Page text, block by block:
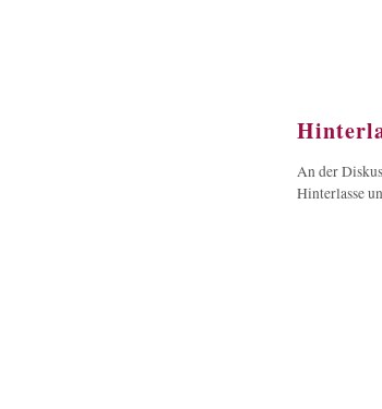
An der
Hinterlasse